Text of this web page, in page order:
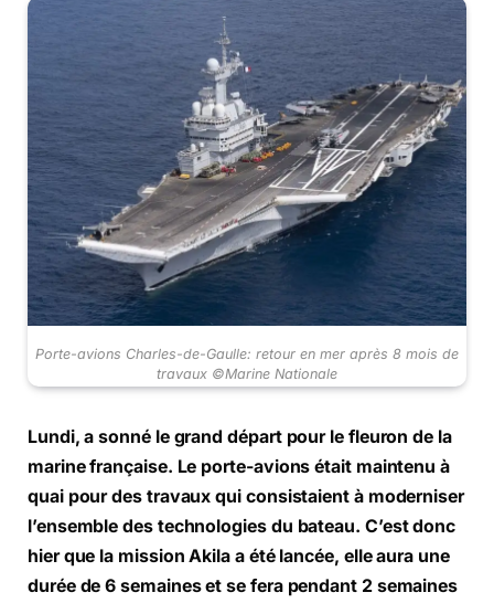
Porte-avions Charles-de-Gaulle: retour en mer après 8 mois de
travaux ©Marine Nationale
Lundi, a sonné le grand départ pour le fleuron de la
marine française. Le porte-avions était maintenu à
quai pour des travaux qui consistaient à moderniser
l’ensemble des technologies du bateau. C’est donc
hier que la mission Akila a été lancée, elle aura une
durée de 6 semaines et se fera pendant 2 semaines